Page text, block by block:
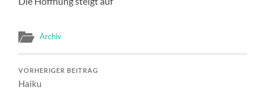
Archiv
VORHERIGER BEITRAG
Haiku